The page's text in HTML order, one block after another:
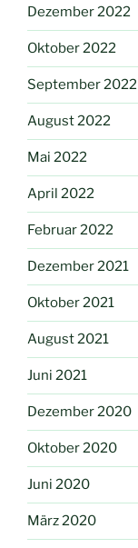
Dezember 2022
Oktober 2022
September 2022
August 2022
Mai 2022
April 2022
Februar 2022
Dezember 2021
Oktober 2021
August 2021
Juni 2021
Dezember 2020
Oktober 2020
Juni 2020
März 2020